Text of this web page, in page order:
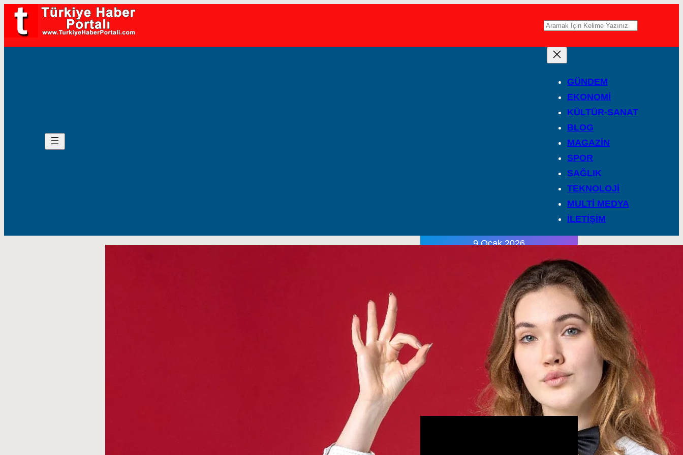
A
GÜNDEM
EKONOMİ
KÜLTÜR-SANAT
BLOG
MAGAZİN
SPOR
SAĞLIK
TEKNOLOJİ
MULTİ MEDYA
İLETİŞİM
9 Ocak 2026